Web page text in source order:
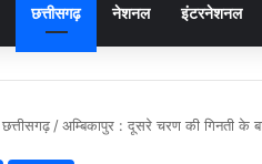
छत्तीसगढ़ नेशनल इंटरनेशनल
छत्तीसगढ़ /अम्बिकापुर : दूसरे चरण की गिनती के